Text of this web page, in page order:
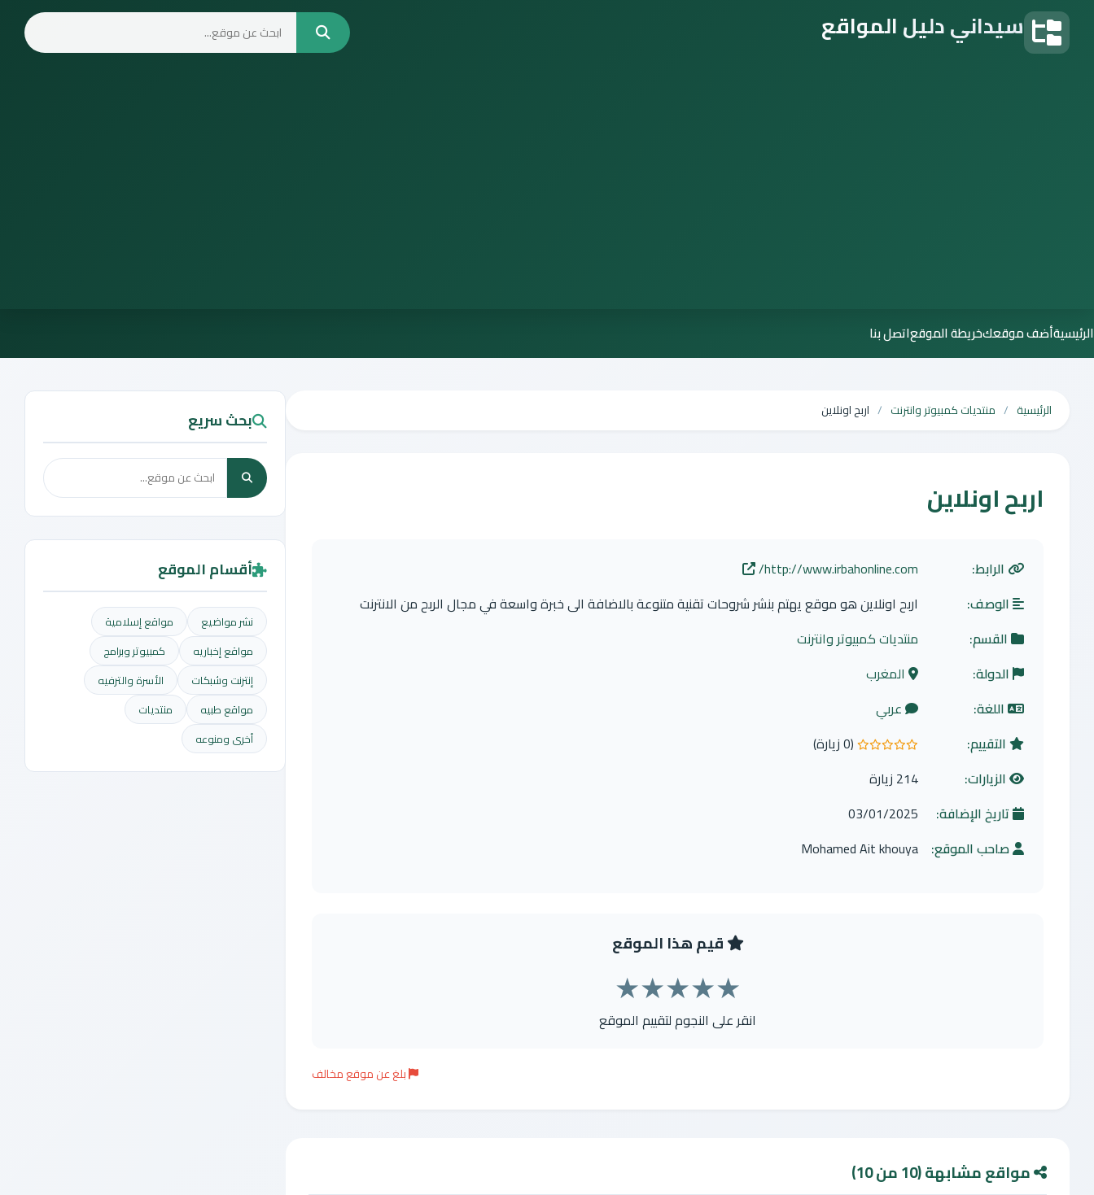
سيداني دليل المواقع
الرئيسيةأضف موقعكخريطة الموقعاتصل بنا
الرئيسية منتديات كمبيوتر وانترنت اربح اونلاين
اربح اونلاين
الرابط:
http://www.irbahonline.com/
الوصف:
اربح اونلاين هو موقع يهتم بنشر شروحات تقنية متنوعة بالاضافة الى خبرة واسعة في مجال الربح من الانترنت
القسم:
منتديات كمبيوتر وانترنت
الدولة:
المغرب
اللغة:
عربي
التقييم:
0.0 من 5 نجوم
(0 زيارة)
الزيارات:
214 زيارة
تاريخ الإضافة:
03/01/2025
صاحب الموقع: Mohamed Ait khouya
قيم هذا الموقع
★
★
★
★
★
انقر على النجوم لتقييم الموقع
بلغ عن موقع مخالف
مواقع مشابهة (10 من 10)
بحث سريع
أقسام الموقع
نشر مواضيع
مواقع إسلامية
مواقع إخباريه
كمبيوتر وبرامج
إنترنت وشبكات
الأسرة والترفيه
مواقع طبيه
منتديات
أخرى ومنوعه